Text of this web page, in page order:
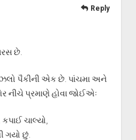
છે.
પૈકીની એક છે. પાંચમા અને
નીચે પ્રમાણે હોવા જોઈએઃ
ચાલ્યો,
ગયો છું.
Reply